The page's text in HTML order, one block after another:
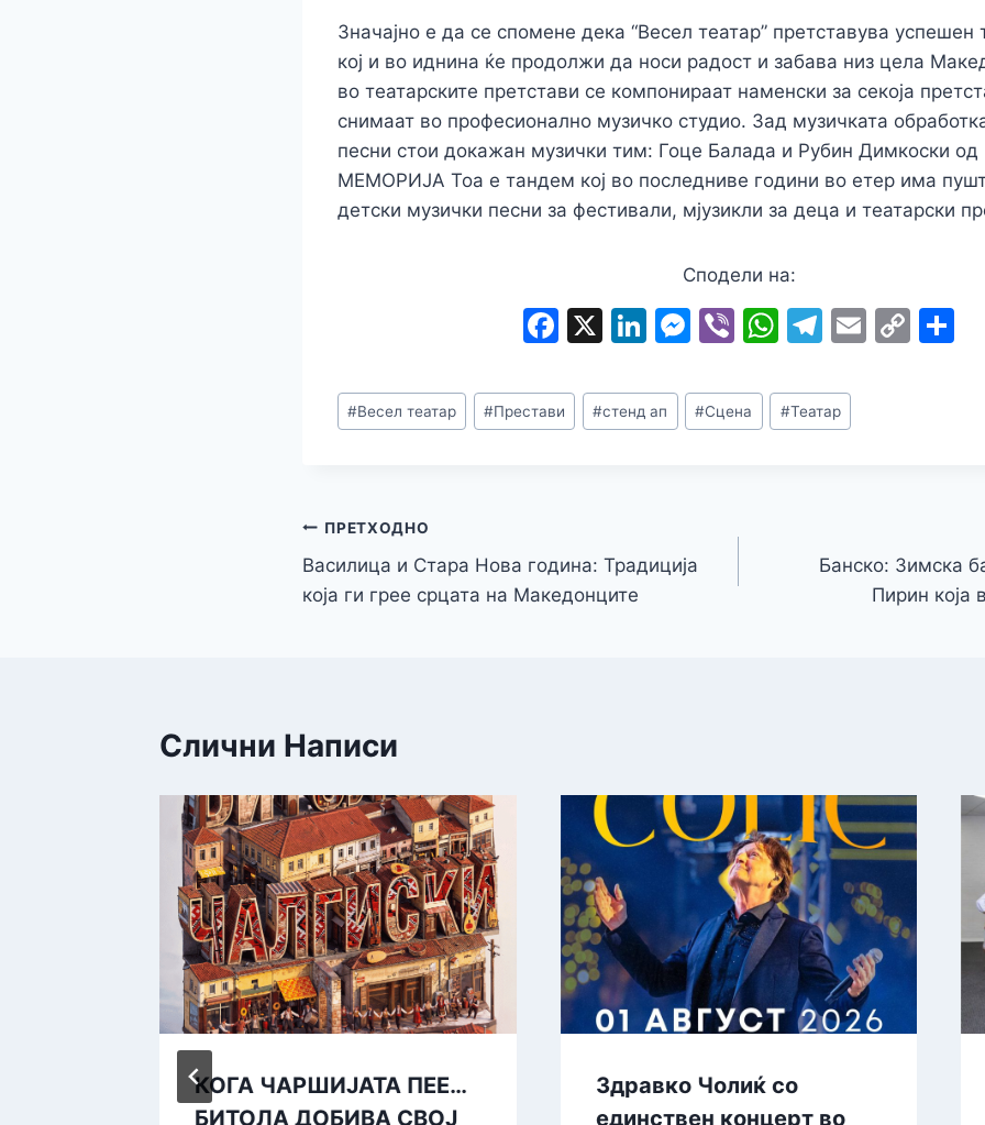
Значајно е да се спомене дека “Весел театар” претставува успешен
кој и во иднина ќе продолжи да носи радост и забава низ цела
во театарските претстави се компонираат наменски за секоја
снимаат во професионално музичко студио. Зад музичката
песни стои докажан музички тим: Гоце Балада и Рубин Димкоски од
МЕМОРИЈА Тоа е тандем кој во последниве години во етер има
детски музички песни за фестивали, мјузикли за деца и театарски
Сподели на:
F
c
e
k
X Li
k
e
M
s
s
er
Vi
er
W
at
s
T
e
gr
E C
Post
Tags:
#Весел театар #Престави #стенд ап #Сцена #Театар
Навигација
на
ПРЕТХОДНО
Василица и Стара Нова година: Традиција
која ги грее срцата на Македонците
Банско: Зимска
Пирин која
Слични Написи
КОГА ЧАРШИЈАТА ПЕЕ…
БИТОЛА ДОБИВА СВОЈ
Здравко Чолиќ со
единствен концерт во